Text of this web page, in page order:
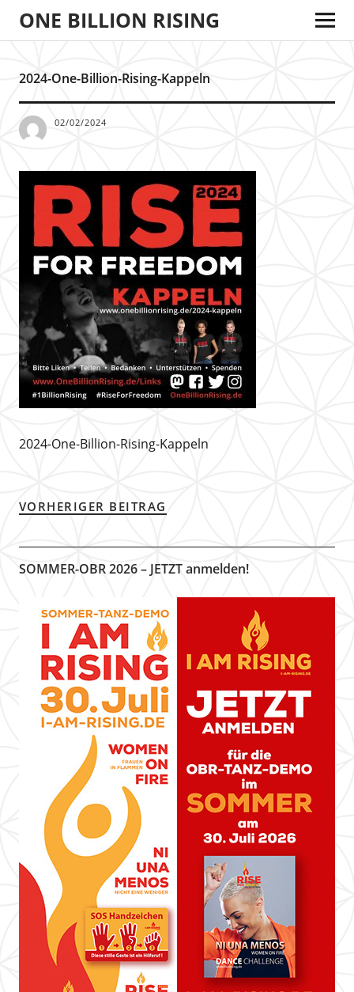
ONE BILLION RISING
2024-One-Billion-Rising-Kappeln
02/02/2024
2024-One-Billion-Rising-Kappeln
VORHERIGER BEITRAG
SOMMER-OBR 2026 – JETZT anmelden!